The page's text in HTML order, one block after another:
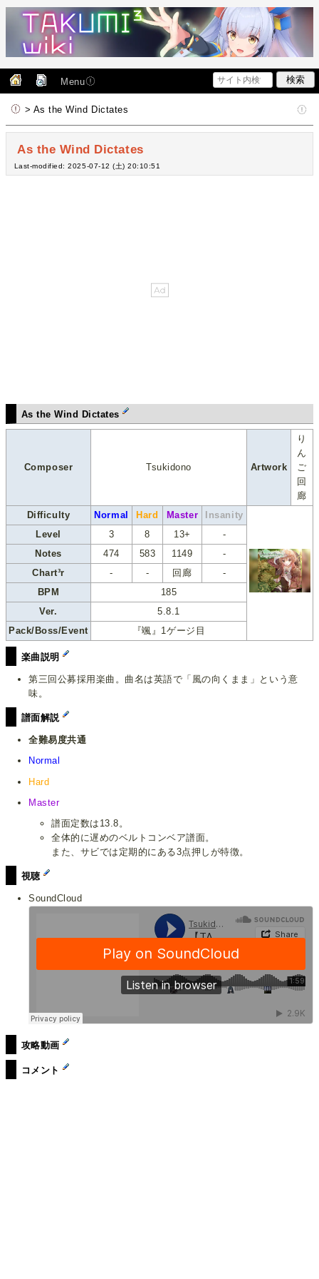
Menu
> As the Wind Dictates
As the Wind Dictates
Last-modified: 2025-07-12 (土) 20:10:51
As the Wind Dictates
Composer Tsukidono Artwork
り
ん
ご
回
廊
Difficulty
Normal Hard Master
Insanity
Level
3 8 13+
-
Notes
474 583 1149
-
Chart³r
- - 回廊
-
BPM
185
Ver.
5.8.1
Pack/Boss/Event
『颯』1ゲージ目
楽曲説明
第三回公募採用楽曲。曲名は英語で「風の向くまま」という意
味。
譜面解説
全難易度共通
Normal
Hard
Master
譜面定数は13.8。
全体的に遅めのベルトコンベア譜面。
また、サビでは定期的にある3点押しが特徴。
視聴
SoundCloud
攻略動画
コメント